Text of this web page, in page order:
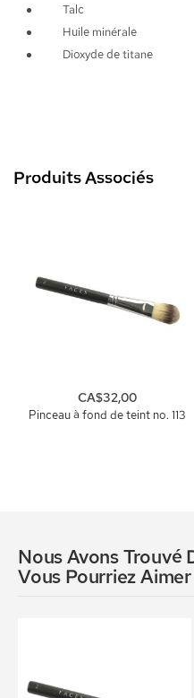
Talc
Huile minérale
Dioxyde de titane
Produits Associés
Pinceau à fond de teint no. 113
CA$32,00
Nous Avons Trouvé
Vous Pourriez Aimer